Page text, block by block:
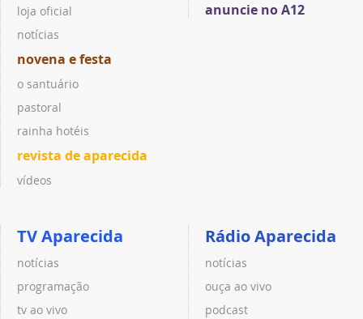
loja oficial
notícias
novena e festa
o santuário
pastoral
rainha hotéis
revista de aparecida
vídeos
anuncie no A12
TV Aparecida
notícias
programação
tv ao vivo
Rádio Aparecida
notícias
ouça ao vivo
podcast